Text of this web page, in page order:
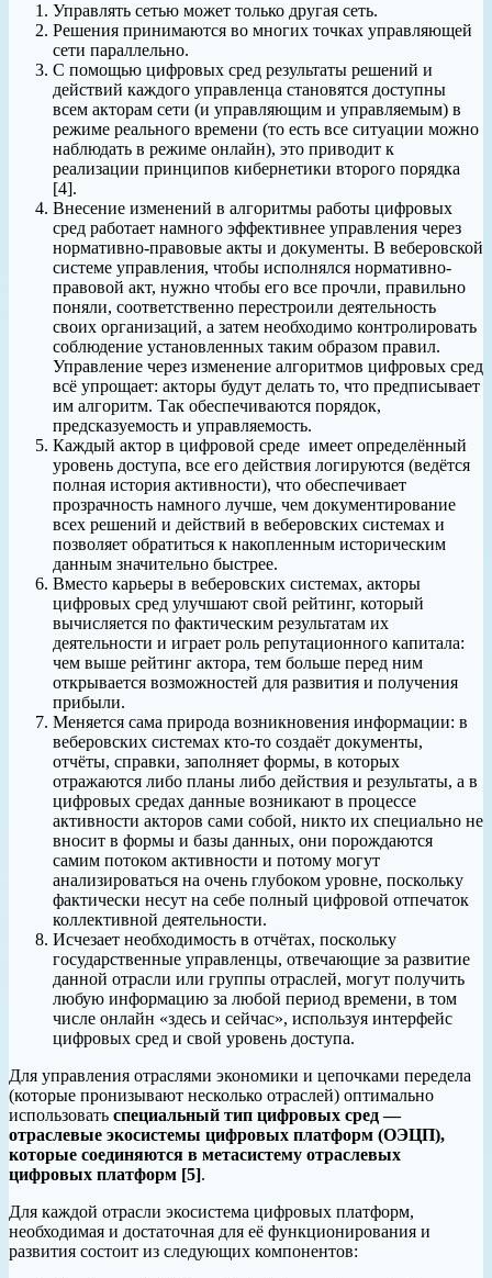
Управлять сетью может только другая сеть.
Решения принимаются во многих точках управляющей
сети параллельно.
С помощью цифровых сред результаты решений и
действий каждого управленца становятся доступны
всем акторам сети (и управляющим и управляемым) в
режиме реального времени (то есть все ситуации можно
наблюдать в режиме онлайн), это приводит к
реализации принципов кибернетики второго порядка
[4].
Внесение изменений в алгоритмы работы цифровых
сред работает намного эффективнее управления через
нормативно-правовые акты и документы. В веберовской
системе управления, чтобы исполнялся нормативно-
правовой акт, нужно чтобы его все прочли, правильно
поняли, соответственно перестроили деятельность
своих организаций, а затем необходимо контролировать
соблюдение установленных таким образом правил.
Управление через изменение алгоритмов цифровых сред
всё упрощает: акторы будут делать то, что предписывает
им алгоритм. Так обеспечиваются порядок,
предсказуемость и управляемость.
Каждый актор в цифровой среде имеет определённый
уровень доступа, все его действия логируются (ведётся
полная история активности), что обеспечивает
прозрачность намного лучше, чем документирование
всех решений и действий в веберовских системах и
позволяет обратиться к накопленным историческим
данным значительно быстрее.
Вместо карьеры в веберовских системах, акторы
цифровых сред улучшают свой рейтинг, который
вычисляется по фактическим результатам их
деятельности и играет роль репутационного капитала:
чем выше рейтинг актора, тем больше перед ним
открывается возможностей для развития и получения
прибыли.
Меняется сама природа возникновения информации: в
веберовских системах кто-то создаёт документы,
отчёты, справки, заполняет формы, в которых
отражаются либо планы либо действия и результаты, а в
цифровых средах данные возникают в процессе
активности акторов сами собой, никто их специально не
вносит в формы и базы данных, они порождаются
самим потоком активности и потому могут
анализироваться на очень глубоком уровне, поскольку
фактически несут на себе полный цифровой отпечаток
коллективной деятельности.
Исчезает необходимость в отчётах, поскольку
государственные управленцы, отвечающие за развитие
данной отрасли или группы отраслей, могут получить
любую информацию за любой период времени, в том
числе онлайн «здесь и сейчас», используя интерфейс
цифровых сред и свой уровень доступа.
Для управления отраслями экономики и цепочками передела
(которые пронизывают несколько отраслей) оптимально
использовать специальный тип цифровых сред —
отраслевые экосистемы цифровых платформ (ОЭЦП),
которые соединяются в метасистему отраслевых
цифровых платформ [5].
Для каждой отрасли экосистема цифровых платформ,
необходимая и достаточная для её функционирования и
развития состоит из следующих компонентов: